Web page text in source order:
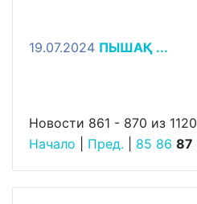
19.07.2024 ПЫШАҚ ...
Новости 861 - 870 из 1120
Начало
Пред. 85 86 87